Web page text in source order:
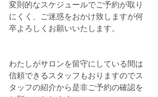
変則的なスケジュールでご予約が取り
にくく、ご迷惑をおかけ致しますが何
卒よろしくお願いいたします。
わたしがサロンを留守にしている間は
信頼できるスタッフもおりますのでス
タッフの紹介から是非ご予約の確認を